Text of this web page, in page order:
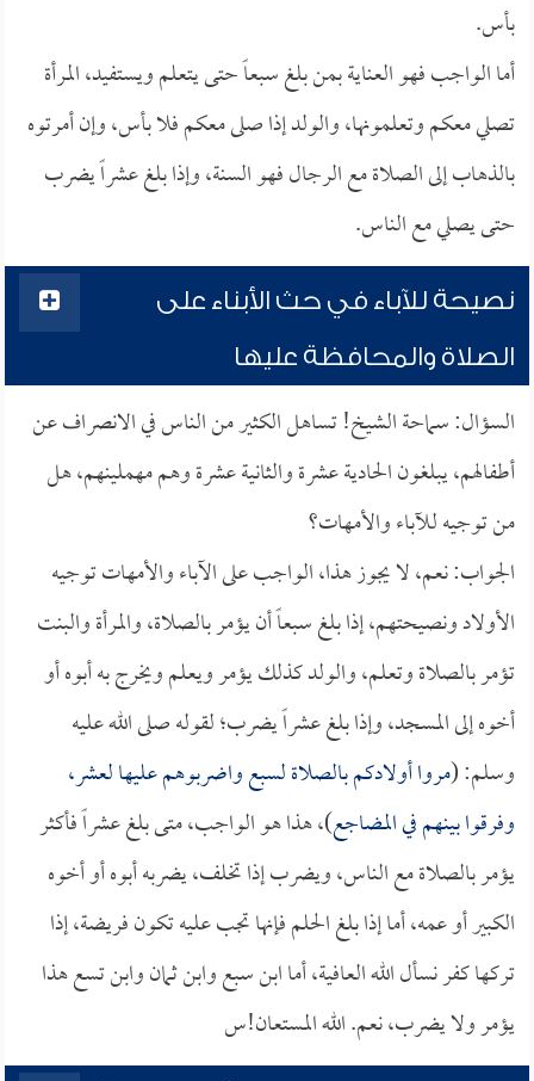
بأس.
أما الواجب فهو العناية بمن بلغ سبعاً حتى يتعلم ويستفيد، المرأة
تصلي معكم وتعلمونها، والولد إذا صلى معكم فلا بأس، وإن أمرتوه
بالذهاب إلى الصلاة مع الرجال فهو السنة، وإذا بلغ عشراً يضرب
حتى يصلي مع الناس.
نصيحة للآباء في حث الأبناء على
الصلاة والمحافظة عليها
السؤال: سماحة الشيخ! تساهل الكثير من الناس في الانصراف عن
أطفالهم، يبلغون الحادية عشرة والثانية عشرة وهم مهملينهم، هل
من توجيه للآباء والأمهات؟
الجواب: نعم، لا يجوز هذا، الواجب على الآباء والأمهات توجيه
الأولاد ونصيحتهم، إذا بلغ سبعاً أن يؤمر بالصلاة، والمرأة والبنت
تؤمر بالصلاة وتعلم، والولد كذلك يؤمر ويعلم ويخرج به أبوه أو
أخوه إلى المسجد، وإذا بلغ عشراً يضرب؛ لقوله صلى الله عليه
وسلم: (مروا أولادكم بالصلاة لسبع واضربوهم عليها لعشر،
وفرقوا بينهم في المضاجع)، هذا هو الواجب، متى بلغ عشراً فأكثر
يؤمر بالصلاة مع الناس، ويضرب إذا تخلف، يضربه أبوه أو أخوه
الكبير أو عمه، أما إذا بلغ الحلم فإنها تجب عليه تكون فريضة، إذا
تركها كفر نسأل الله العافية، أما ابن سبع وابن ثمان وابن تسع هذا
يؤمر ولا يضرب، نعم. الله المستعان!س